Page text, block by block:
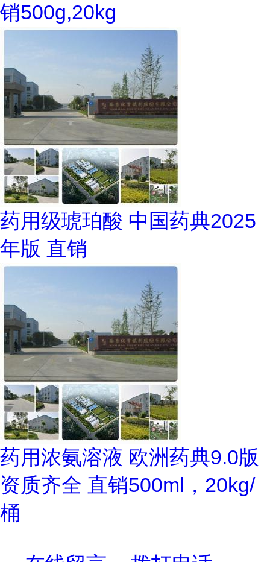
销500g,20kg
药用级琥珀酸 中国药典2025
年版 直销
药用浓氨溶液 欧洲药典9.0版
资质齐全 直销500ml，20kg/
桶